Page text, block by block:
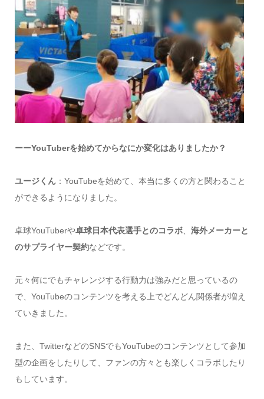
ーーYouTuberを始めてからなにか変化はありましたか？
ユージくん：YouTubeを始めて、本当に多くの方と関わること
ができるようになりました。
卓球YouTuberや卓球日本代表選手とのコラボ、 海外メーカーと
のサプライヤー契約などです。
元々何にでもチャレンジする行動力は強みだと思っているの
で、YouTubeのコンテンツを考える上でどんどん関係者が増え
ていきました。
また、TwitterなどのSNSでもYouTubeのコンテンツとして参加
型の企画をしたりして、ファンの方々とも楽しくコラボしたり
もしています。